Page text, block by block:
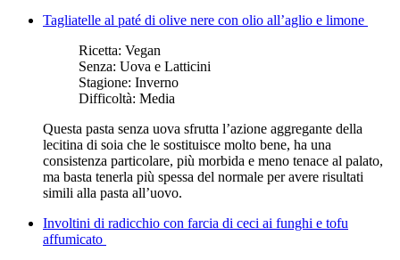
Tagliatelle al paté di olive nere con olio all’aglio e limone
Ricetta: Vegan
Senza: Uova e Latticini
Stagione: Inverno
Difficoltà: Media
Questa pasta senza uova sfrutta l’azione aggregante della
lecitina di soia che le sostituisce molto bene, ha una
consistenza particolare, più morbida e meno tenace al palato,
ma basta tenerla più spessa del normale per avere risultati
simili alla pasta all’uovo.
Involtini di radicchio con farcia di ceci ai funghi e tofu
affumicato